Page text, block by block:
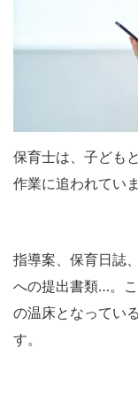
保育士は、子ども
作業に追われていま
指導案、保育日誌
への提出書類…。
の温床となってい
す。